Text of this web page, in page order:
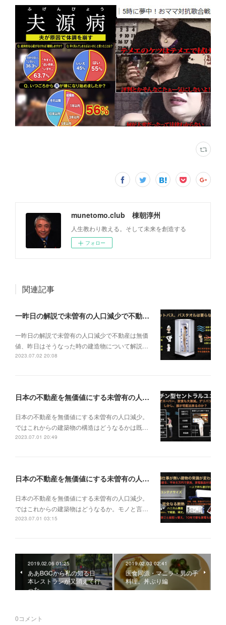
munetomo.club 棟朝淳州
人生教わり教える。そして未来を創造する
フォロー
関連記事
一昨日の解説で未曽有の人口減少で不動産は無価値、昨日はそうなった時の建造物について解説、今日からはその設備について解説をして行く。
一昨日の解説で未曽有の人口減少で不動産は無価
値、昨日はそうなった時の建造物について解説…
2023.07.02 20:08
日本の不動産を無価値にする未曽有の人口減少。ではこれからの建築物の構造はどうなるかは既に解説した。今はその内部の内容。その1
日本の不動産を無価値にする未曽有の人口減少。
ではこれからの建築物の構造はどうなるかは既…
2023.07.01 20:49
日本の不動産を無価値にする未曽有の人口減少。ではこれからの建築物はどうなるか。
日本の不動産を無価値にする未曽有の人口減少。
ではこれからの建築物はどうなるか。モノと言…
2023.07.01 03:15
2019.02.06 01:25
ああBGCから私の知る日
本レストランが又消えて行
った。
2019.02.03 02:41
医食同源・マニラ・男の手
料理。丼ぶり編
0コメント